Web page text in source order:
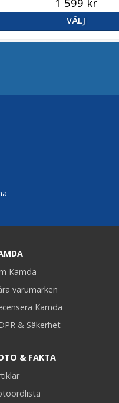
VÄLJ
Kamda
varumärken
Kamda
& Säkerhet
& FAKTA